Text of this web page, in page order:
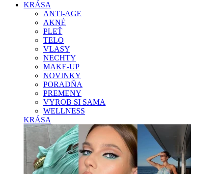
KRÁSA
ANTI-AGE
AKNÉ
PLEŤ
TELO
VLASY
NECHTY
MAKE-UP
NOVINKY
PORADŇA
PREMENY
VYROB SI SAMA
WELLNESS
KRÁSA